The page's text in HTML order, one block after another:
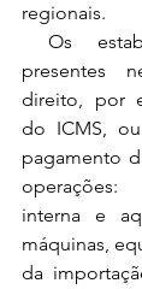
regionais.
presentes
direito, por
do ICMS,
pagamento
operações:
interna e
máquinas,
da